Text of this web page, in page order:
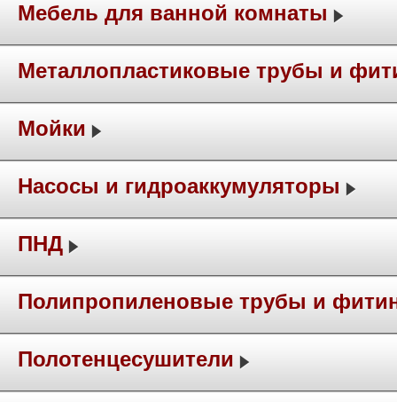
Мебель для ванной комнаты
Металлопластиковые трубы и
Мойки
Насосы и гидроаккумуляторы
ПНД
Полипропиленовые трубы и
Полотенцесушители